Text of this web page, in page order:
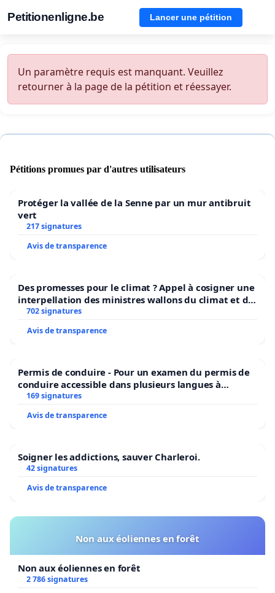
Petitionenligne.be Lancer une pétition
Un paramètre requis est manquant. Veuillez
retourner à la page de la pétition et réessayer.
Pétitions promues par d'autres utilisateurs
Protéger la vallée de la Senne par un mur antibruit
vert
217 signatures
Avis de transparence
Des promesses pour le climat ? Appel à cosigner une
interpellation des ministres wallons du climat et de
l’environnement.
702 signatures
Avis de transparence
Permis de conduire - Pour un examen du permis de
conduire accessible dans plusieurs langues à
Bruxelles
169 signatures
Avis de transparence
Soigner les addictions, sauver Charleroi.
42 signatures
Avis de transparence
Non aux éoliennes en forêt
Non aux éoliennes en forêt
2 786 signatures